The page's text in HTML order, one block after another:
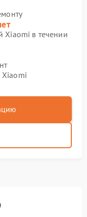
Xiaomi в течении